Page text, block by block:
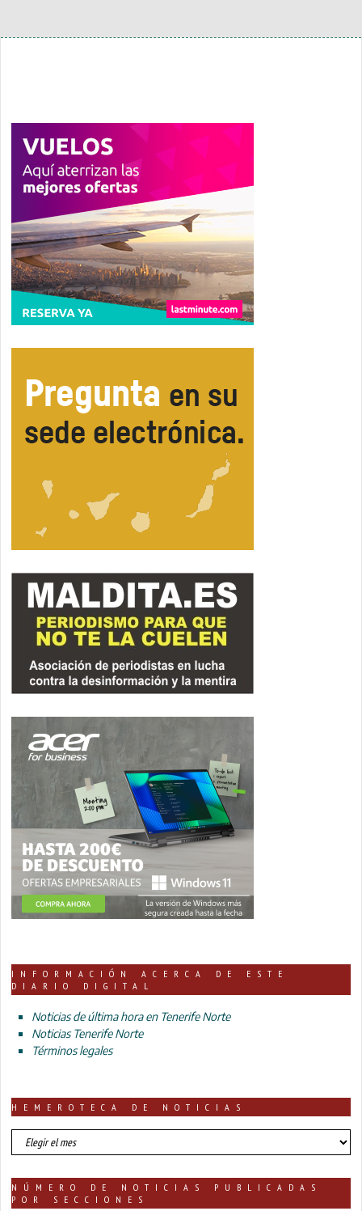
INFORMACIÓN ACERCA DE ESTE
DIARIO DIGITAL
Noticias de última hora en Tenerife Norte
Noticias Tenerife Norte
Términos legales
HEMEROTECA DE NOTICIAS
HEMEROTECA
DE
NÚMERO DE NOTICIAS PUBLICADAS
POR SECCIONES